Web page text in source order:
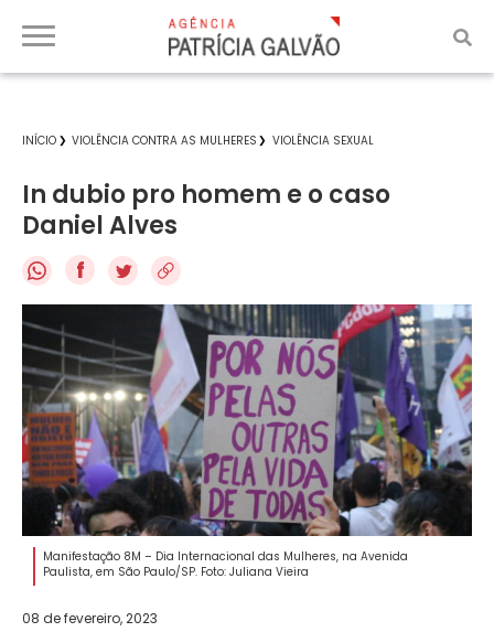
INÍCIO VIOLÊNCIA CONTRA AS MULHERES VIOLÊNCIA SEXUAL
In dubio pro homem e o caso
Daniel Alves
f
Manifestação 8M – Dia Internacional das Mulheres, na Avenida
Paulista, em São Paulo/SP. Foto: Juliana Vieira
08 de fevereiro, 2023